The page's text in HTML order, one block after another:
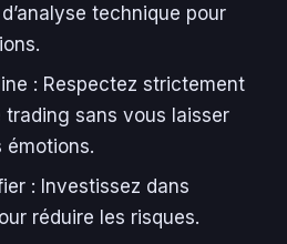
technique pour
: Respectez strictement
sans vous laisser
émotions.
: Investissez dans
réduire les risques.